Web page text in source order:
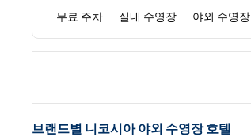
무료 주차 실내 수영장 야외 수영장
브랜드별 니코시아 야외 수영장 호텔